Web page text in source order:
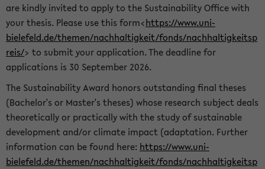
are kindly invited to apply to the Sustainability Office with
your thesis. Please use this form<https://www.uni-
bielefeld.de/themen/nachhaltigkeit/fonds/nachhaltigkeitsp
reis/> to submit your application. The deadline for
applications is 30 September 2026.
The Sustainability Award honors outstanding final theses
(Bachelor's or Master's theses) whose research subject deals
theoretically or practically with the study of sustainable
development and/or climate impact (adaptation. Further
information can be found here: https://www.uni-
bielefeld.de/themen/nachhaltigkeit/fonds/nachhaltigkeitsp